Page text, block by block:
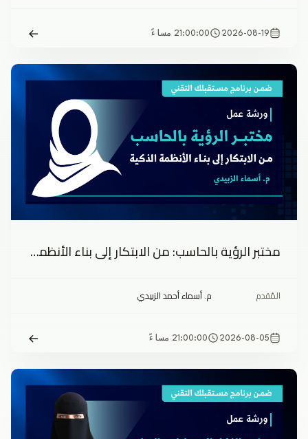
2026-08-19 21:00:00 مساءً
مختبر الرؤية بالحاسب: من الابتكار إلى بناء الأنظمة الذكية
المُقدم م. أسماء أحمد الزبيدي
2026-08-05 21:00:00 مساءً